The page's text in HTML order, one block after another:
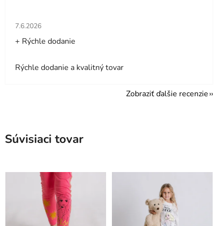
Hodnotenie obchodu je 5 z 5 hviezdičiek.
7.6.2026
+ Rýchle dodanie
Rýchle dodanie a kvalitný tovar
Zobraziť ďalšie recenzie
Súvisiaci tovar